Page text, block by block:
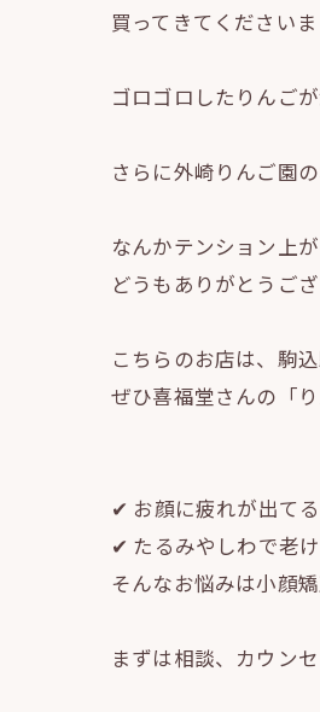
買ってきてください
ゴロゴロしたりんご
さらに外崎りんご園
なんかテンション上
どうもありがとうござ
こちらのお店は、駒
ぜひ喜福堂さんの「
✔︎ お顔に疲れが出てる
✔︎ たるみやしわで老
そんなお悩みは小顔
まずは相談、カウン